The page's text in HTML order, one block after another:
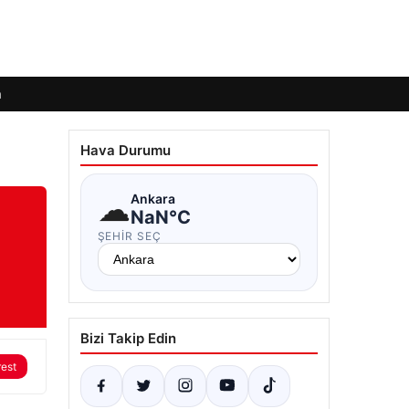
Hava Durumu
☁Ankara
NaN°C
ŞEHIR SEÇ
Bizi Takip Edin